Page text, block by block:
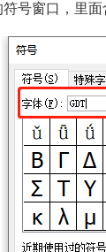
窗口，里面